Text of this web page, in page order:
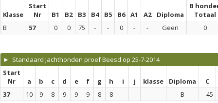
Klasse
Start
Nr
B1 B2 B3 B4 B5 B6 A1 A2 Diploma
B
Totaal
B
57 0 0 75 - - 0 - - Geen 0
► Standaard Jachthonden proef Beesd op 25-7-2014
Start
Nr
a b c d e f g h i j klasse Diploma
C
37
10 9 8 9 9 9 8 8 - - B 45